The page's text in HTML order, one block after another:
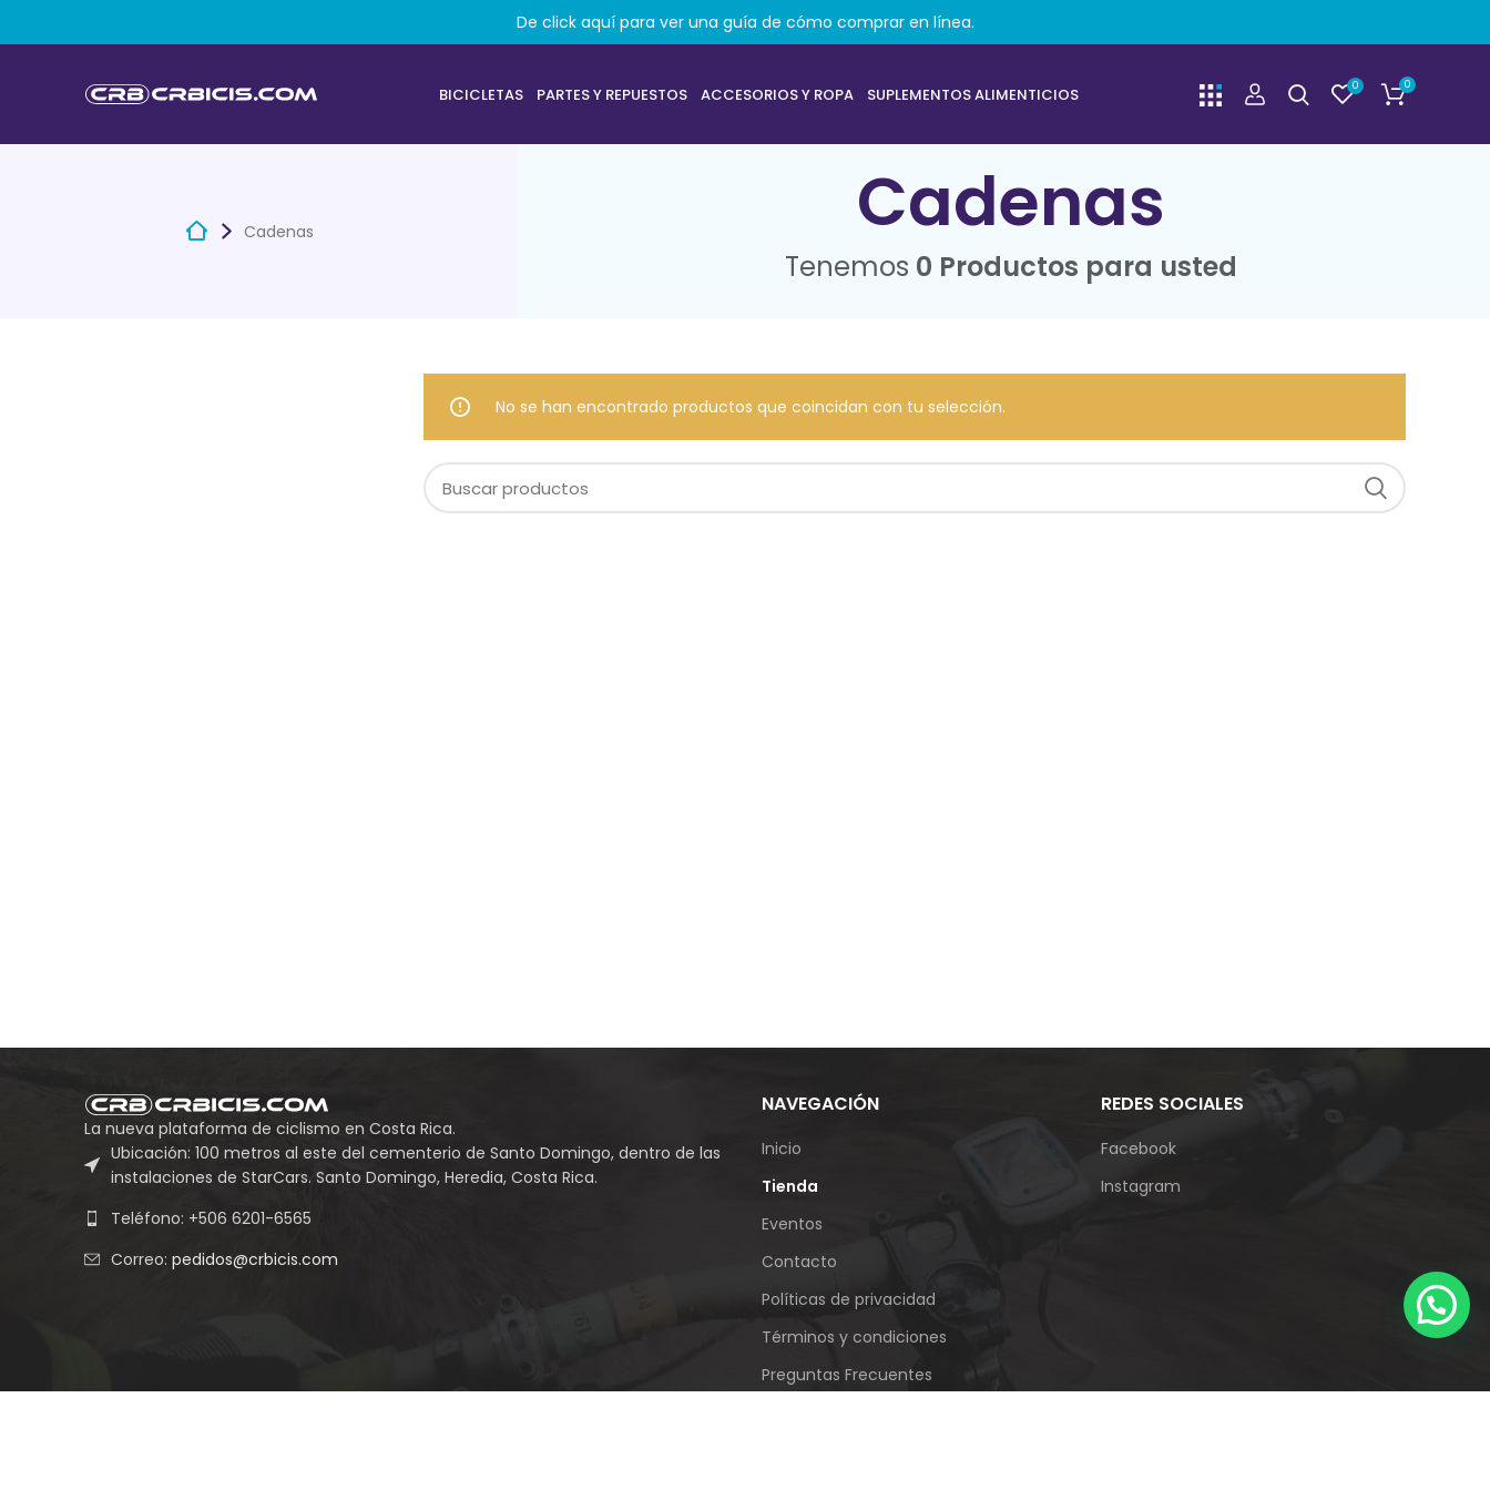
BICICLETAS PARTES Y REPUESTOS ACCESORIOS Y ROPA SUPLEMENTOS ALIMENTICIOS 0 0
Cadenas Cadenas
Tenemos 0 Productos para usted
No se han encontrado productos que coincidan con tu selección.
La nueva plataforma de ciclismo en Costa Rica.
Ubicación: 100 metros al este del cementerio de Santo Domingo, dentro de las
instalaciones de StarCars. Santo Domingo, Heredia, Costa Rica.
Teléfono: +506 6201-6565
Correo: pedidos@crbicis.com
NAVEGACIÓN
Inicio
Tienda
Eventos
Contacto
Políticas de privacidad
Términos y condiciones
Preguntas Frecuentes
REDES SOCIALES
Facebook
Instagram
De click aquí para ver una guía de cómo comprar en línea.